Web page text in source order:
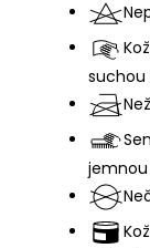
suchou